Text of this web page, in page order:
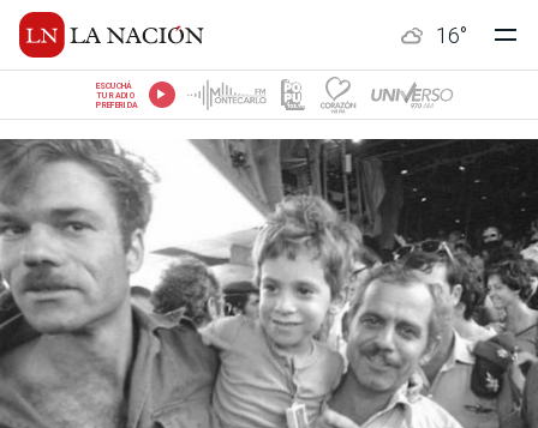
16°
ESCUCHÁ
TU RADIO
PREFERIDA